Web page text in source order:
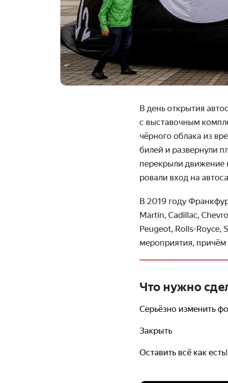
В день открытия
с выста­вочным
чёрного облака из
билей и развер­нули
перекрыли движение
ровали вход на
В 2019 году
Martin, Cadillac,
Peugeot, Rolls-Royce,
мероприятия, причём
Что нужно
Серьёзно изменить
Закрыть
Оставить всё как есть!